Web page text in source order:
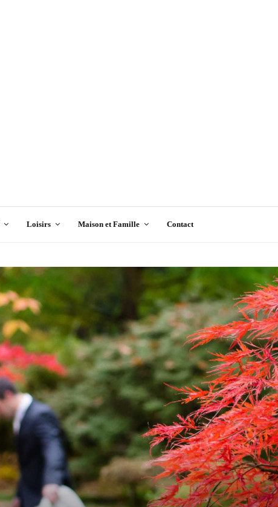
Loisirs Maison et Famille Contact